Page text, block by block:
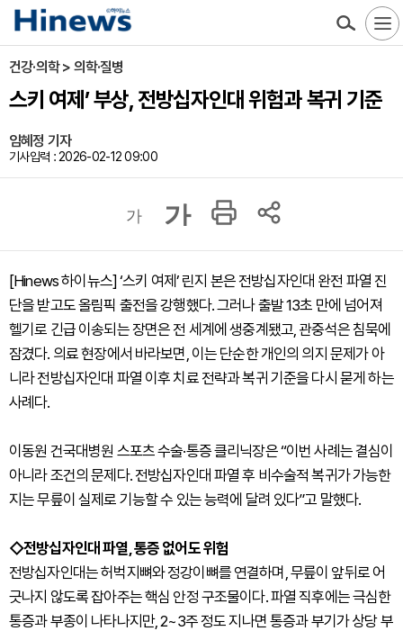
건강·의학 > 의학·질병
스키 여제’ 부상, 전방십자인대 위험과 복귀 기준
임혜정 기자
기사입력 : 2026-02-12 09:00
가 가
[Hinews 하이뉴스] ‘스키 여제’ 린지 본은 전방십자인대 완전 파열 진
단을 받고도 올림픽 출전을 강행했다. 그러나 출발 13초 만에 넘어져
헬기로 긴급 이송되는 장면은 전 세계에 생중계됐고, 관중석은 침묵에
잠겼다. 의료 현장에서 바라보면, 이는 단순한 개인의 의지 문제가 아
니라 전방십자인대 파열 이후 치료 전략과 복귀 기준을 다시 묻게 하는
사례다.
이동원 건국대병원 스포츠 수술·통증 클리닉장은 “이번 사례는 결심이
아니라 조건의 문제다. 전방십자인대 파열 후 비수술적 복귀가 가능한
지는 무릎이 실제로 기능할 수 있는 능력에 달려 있다”고 말했다.
◇전방십자인대 파열, 통증 없어도 위험
전방십자인대는 허벅지뼈와 정강이뼈를 연결하며, 무릎이 앞뒤로 어
긋나지 않도록 잡아주는 핵심 안정 구조물이다. 파열 직후에는 극심한
통증과 부종이 나타나지만, 2~3주 정도 지나면 통증과 부기가 상당 부